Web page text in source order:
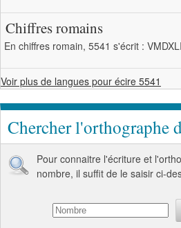
Chiffres romains
En chiffres romain, 5541 s'écrit : VMDXLI
Voir plus de langues pour écire 5541
Chercher l'orthographe
Pour connaitre l'écriture et
nombre, il suffit de le saisir ci-